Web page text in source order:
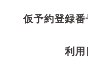
仮予約登録番
利用